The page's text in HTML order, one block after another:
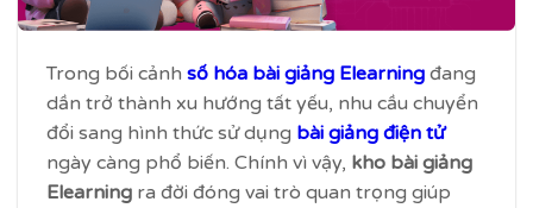
Trong bối cảnh số hóa bài giảng Elearning đang
dần trở thành xu hướng tất yếu, nhu cầu chuyển
đổi sang hình thức sử dụng bài giảng điện tử
ngày càng phổ biến. Chính vì vậy, kho bài giảng
Elearning ra đời đóng vai trò quan trọng giúp